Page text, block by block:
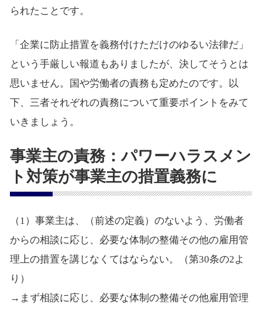
られたことです。
「企業に防止措置を義務付けただけのゆるい法律だ」
という手厳しい報道もありましたが、決してそうとは
思いません。国や労働者の責務も定めたのです。以
下、三者それぞれの責務について重要ポイントをみて
いきましょう。
事業主の責務：パワーハラスメン
ト対策が事業主の措置義務に
（1）事業主は、（前述の定義）のないよう、労働者
からの相談に応じ、必要な体制の整備その他の雇用管
理上の措置を講じなくてはならない。（第30条の2よ
り）
→まず相談に応じ、必要な体制の整備その他雇用管理